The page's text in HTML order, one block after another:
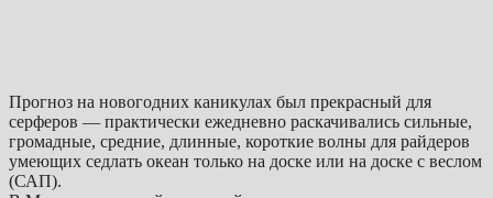
Прогноз на новогодних каникулах был прекрасный для
серферов — практически ежедневно раскачивались сильные,
громадные, средние, длинные, короткие волны для райдеров
умеющих седлать океан только на доске или на доске с веслом
(САП).